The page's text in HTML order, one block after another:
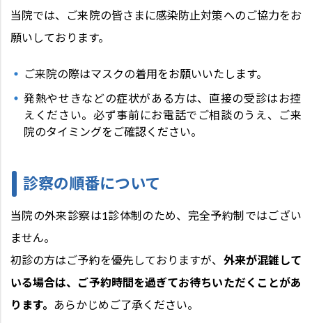
当院では、ご来院の皆さまに感染防止対策へのご協力をお
願いしております。
ご来院の際はマスクの着用をお願いいたします。
発熱やせきなどの症状がある方は、直接の受診はお控
えください。必ず事前にお電話でご相談のうえ、ご来
院のタイミングをご確認ください。
診察の順番について
当院の外来診察は1診体制のため、完全予約制ではござい
ません。
初診の方はご予約を優先しておりますが、 外来が混雑して
いる場合は、ご予約時間を過ぎてお待ちいただくことがあ
ります。 あらかじめご了承ください。